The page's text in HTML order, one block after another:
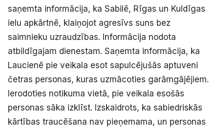
saņemta informācija, ka Sabilē, Rīgas un Kuldīgas
ielu apkārtnē, klaiņojot agresīvs suns bez
saimnieku uzraudzības. Informācija nodota
atbildīgajam dienestam. Saņemta informācija, ka
Laucienē pie veikala esot sapulcējušās aptuveni
četras personas, kuras uzmācoties garāmgājējiem.
Ierodoties notikuma vietā, pie veikala esošās
personas sāka izklīst. Izskaidrots, ka sabiedriskās
kārtības traucēšana nav pieņemama, un personas